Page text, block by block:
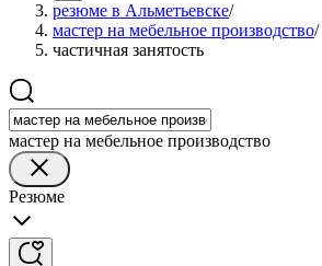
резюме в Альметьевске/
мастер на мебельное производство/
частичная занятость
мастер на мебельное производство
Резюме